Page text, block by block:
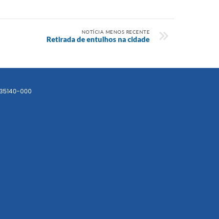
NOTÍCIA MENOS RECENTE
Retirada de entulhos na cidade
35140-000